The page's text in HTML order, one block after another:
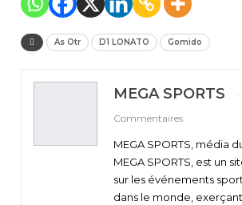
As Otr D1 LONATO Gomido
MEGA SPORTS
Commentaires
MEGA SPORTS, média
MEGA SPORTS, est un
sur les événements
dans le monde,